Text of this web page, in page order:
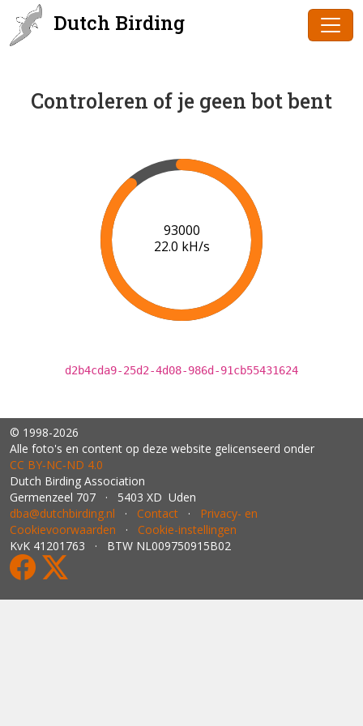
Dutch Birding
Controleren of je geen bot bent
96000
22.2 kH/s
d2b4cda9-25d2-4d08-986d-91cb55431624
© 1998-2026
Alle foto's en content op deze website gelicenseerd onder
CC BY‑NC‑ND 4.0
Dutch Birding Association
Germenzeel 707 · 5403 XD Uden
dba@dutchbirding.nl · Contact · Privacy- en
Cookievoorwaarden · Cookie-instellingen
KvK 41201763 · BTW NL009750915B02